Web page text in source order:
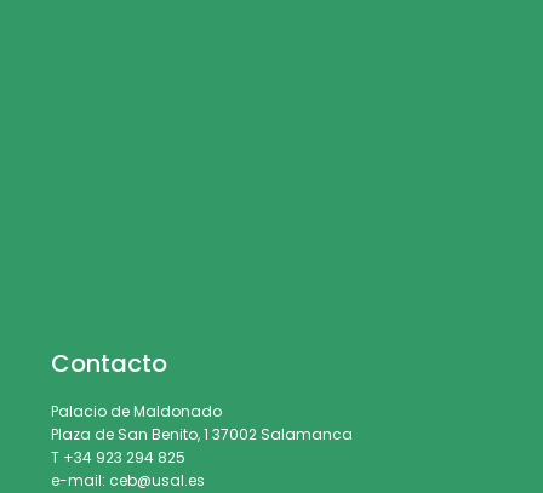
Contacto
Palacio de Maldonado
Plaza de San Benito, 1 37002 Salamanca
T +34 923 294 825
e-mail: ceb@usal.es